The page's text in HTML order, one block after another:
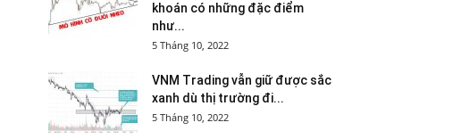
khoán có những đặc điểm
như...
5 Tháng 10, 2022
VNM Trading vẫn giữ được sắc
xanh dù thị trường đi...
5 Tháng 10, 2022